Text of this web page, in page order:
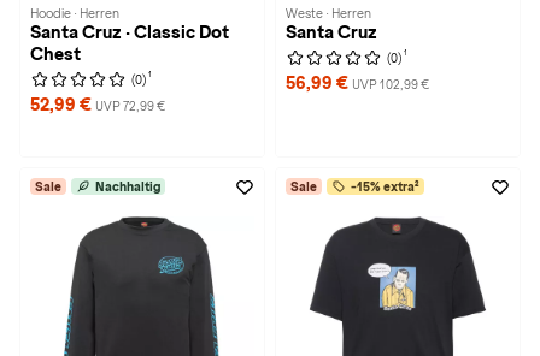
Hoodie · Herren
Santa Cruz · Classic Dot
Chest
(0) 1
52,99 € UVP 72,99 €
Weste · Herren
Santa Cruz
(0) 1
56,99 € UVP 102,99 €
Sale Nachhaltig Sale -15% extra²